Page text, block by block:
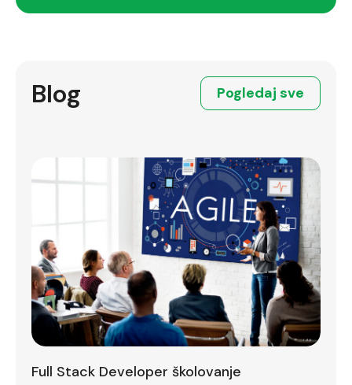
Blog Pogledaj sve
Full Stack Developer školovanje